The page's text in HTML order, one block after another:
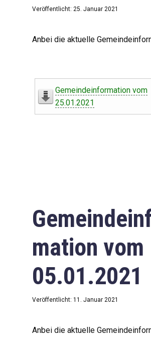
Veröffentlicht: 25. Januar 2021
Anbei die aktuelle
Gemeindeinformation vom
25.01.2021
mation vom
05.01.2021
Veröffentlicht: 11. Januar 2021
Anbei die aktuelle